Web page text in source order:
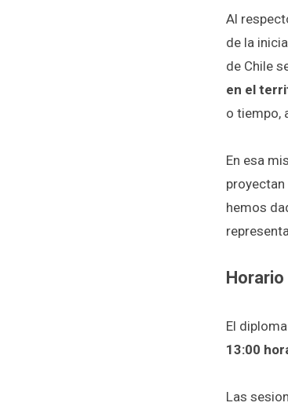
Al
de la
de Chile
en el
o tiempo,
En esa
hemos
Horario
El
13:00
Las